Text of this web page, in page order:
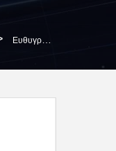
Ευθυγραμμισμένα Βαμβάκι Γάντια PVC Γαντιών Βιομηχανικά (πολυβινυλικό Χλωρίδιο)